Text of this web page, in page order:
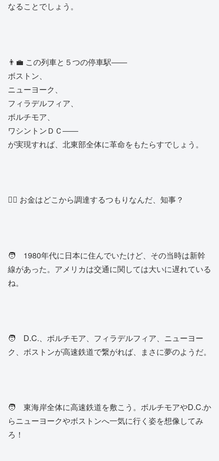
なることでしょう。
👨‍💼 この列車と５つの停車駅――
ボストン、
ニューヨーク、
フィラデルフィア、
ボルチモア、
ワシントンＤＣ――
が実現すれば、北東部全体に革命をもたらすでしょう。
👱‍♂️ お金はどこから調達するつもりなんだ、知事？
🧑 1980年代に日本に住んでいたけど、その当時は新幹
線があった。アメリカは交通に関しては大いに遅れている
ね。
🧑 D.C.、ボルチモア、フィラデルフィア、ニューヨー
ク、ボストンが高速鉄道で繋がれば、まさに夢のようだ。
🧑 東海岸全体に高速鉄道を敷こう。ボルチモアやD.C.か
らニューヨークやボストンへ一気に行く姿を想像してみ
ろ！